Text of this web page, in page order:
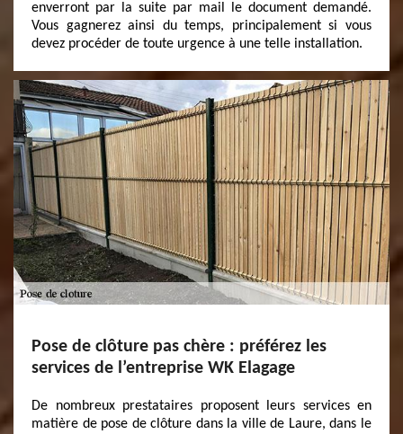
enverront par la suite par mail le document demandé.
Vous gagnerez ainsi du temps, principalement si vous
devez procéder de toute urgence à une telle installation.
Pose de clôture pas chère : préférez les
services de l’entreprise WK Elagage
De nombreux prestataires proposent leurs services en
matière de pose de clôture dans la ville de Laure, dans le